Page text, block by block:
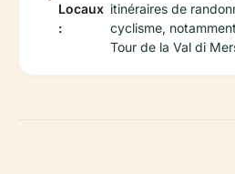
Locaux
:
itinéraires de
cyclisme,
Tour de la Val di